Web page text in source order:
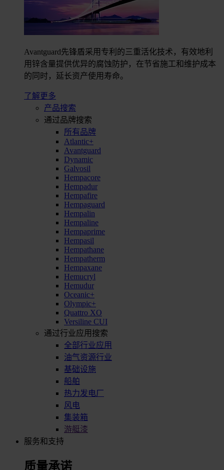
Avantguard先锋盾采用专利的三重活化技术，有效地利
用锌含量提供优异的腐蚀防护，在节省施工和维护成本
的同时，延长资产使用寿命。
了解更多
产品搜索
通过品牌搜索
所有品牌
Atlantic+
Avantguard
Dynamic
Galvosil
Hempacore
Hempadur
Hempafire
Hempaguard
Hempalin
Hempaline
Hempaprime
Hempasil
Hempathane
Hempatherm
Hempaxane
Hemucryl
Hemudur
Oceanic+
Olympic+
Quattro XO
Versiline CUI
通过行业应用搜索
全部行业应用
油气资源行业
基础设施
船舶
热力发电厂
风电
集装箱
游艇漆
服务和支持
质量承诺